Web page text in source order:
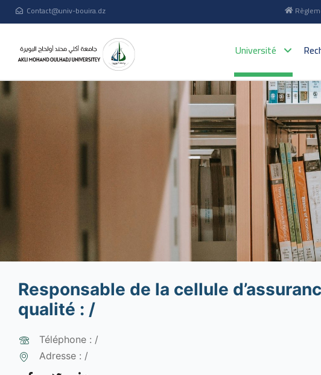
Contact@univ-bouira.dz
Université
Responsable de la cellule
qualité : /
Téléphone : /
Adresse : /